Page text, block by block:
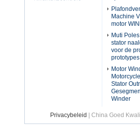
Machine
motor
Muti
stator
voor de
prototypes
Motor
Stator
Winder
Privacybeleid | China Goed